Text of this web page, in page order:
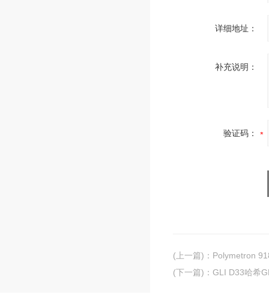
详细地址：
补充说明：
验证码：
(上一篇) ： Polymetron
(下一篇) ： GLI D33哈希